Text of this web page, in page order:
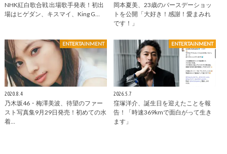
NHK紅白歌合戦 出場歌手発表！初出
場はヒゲダン、キスマイ、King G…
岡本夏美、23歳のバースデーショッ
トを公開「大好き！感謝！愛まみれ
です！」
ENTERTAINMENT
2020.8.4
乃木坂46・梅澤美波、待望のファー
スト写真集9月29日発売！初めての水
着…
ENTERTAINMENT
2026.5.7
窪塚洋介、誕生日を迎えたことを報
告！「時速369kmで面白がって生き
ます」